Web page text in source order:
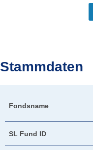
Stammdaten
Fondsname
SL Fund ID